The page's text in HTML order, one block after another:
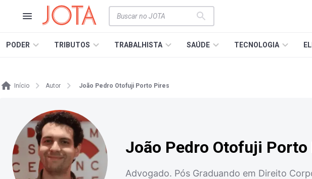
PODER TRIBUTOS TRABALHISTA SAÚDE TECNOLOGIA
Início Autor João Pedro Otofuji Porto Pires
João Pedro Otofuji Porto
Advogado. Pós Graduando em Direito